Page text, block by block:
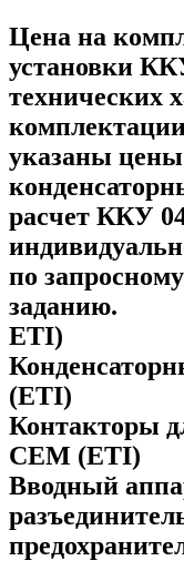
Цена на
установки
технических
указаны
расчет ККУ
по
заданию.
ETI)
(ETI)
Контакторы
CEM (ETI)
Вводный